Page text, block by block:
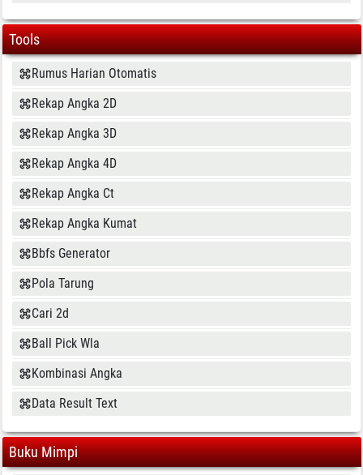
Tools
Rumus Harian Otomatis
Rekap Angka 2D
Rekap Angka 3D
Rekap Angka 4D
Rekap Angka Ct
Rekap Angka Kumat
Bbfs Generator
Pola Tarung
Cari 2d
Ball Pick Wla
Kombinasi Angka
Data Result Text
Buku Mimpi